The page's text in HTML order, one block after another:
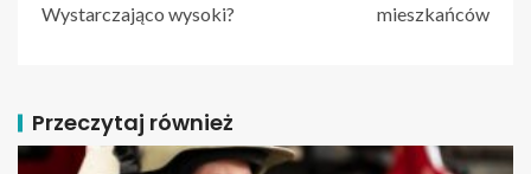
Wystarczająco wysoki?
mieszkańców
Przeczytaj również